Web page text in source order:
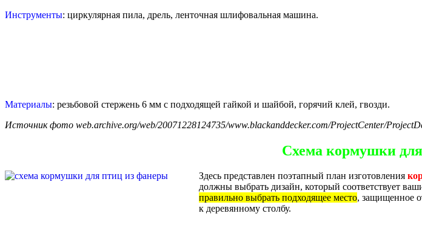
Инструменты: циркулярная пила, дрель, ленточная шлифовальная машина.
Материалы: резьбовой стержень 6 мм с подходящей гайкой и шайбой, горячий клей, гвозди.
Источник фото web.archive.org/web/20071228124735/www.blackanddecker.com/ProjectCenter/
Схема кормушки
Здесь представлен поэтапный план изготовления
должны выбрать дизайн, который соответствует
правильно выбрать подходящее место, защищенное
к деревянному столбу.